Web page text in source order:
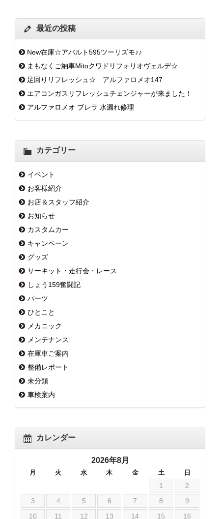
最近の投稿
New在庫☆アバルト595ツーリズモ♪♪
まもなくご納車Mitoクワドリフォリオヴェルデ☆
足回りリフレッシュ☆ アルファロメオ147
エアコンガスリフレッシュチェンジャーが来ました！
アルファロメオ ブレラ 水漏れ修理
カテゴリー
イベント
お客様紹介
お店＆スタッフ紹介
お知らせ
カスタムカー
キャンペーン
グッズ
サーキット・走行会・レース
しょう159奮闘記
パーツ
ひとこと
メカニック
メンテナンス
在庫車ご案内
整備レポート
未分類
車検案内
カレンダー
2026年8月
月 火 水 木 金 土 日
1
2
3
4 5 6 7 8
9
10
11 12 13 14 15
16